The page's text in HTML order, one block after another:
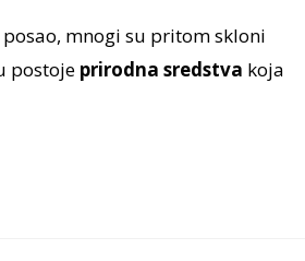
mnogi su pritom skloni
postojeprirodna sredstva koja